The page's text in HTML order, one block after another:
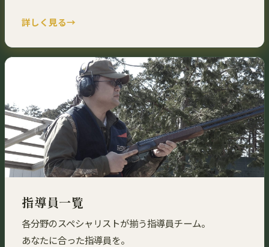
詳しく見る
指導員一覧
各分野のスペシャリストが揃う指導員チーム。
あなたに合った指導員を。